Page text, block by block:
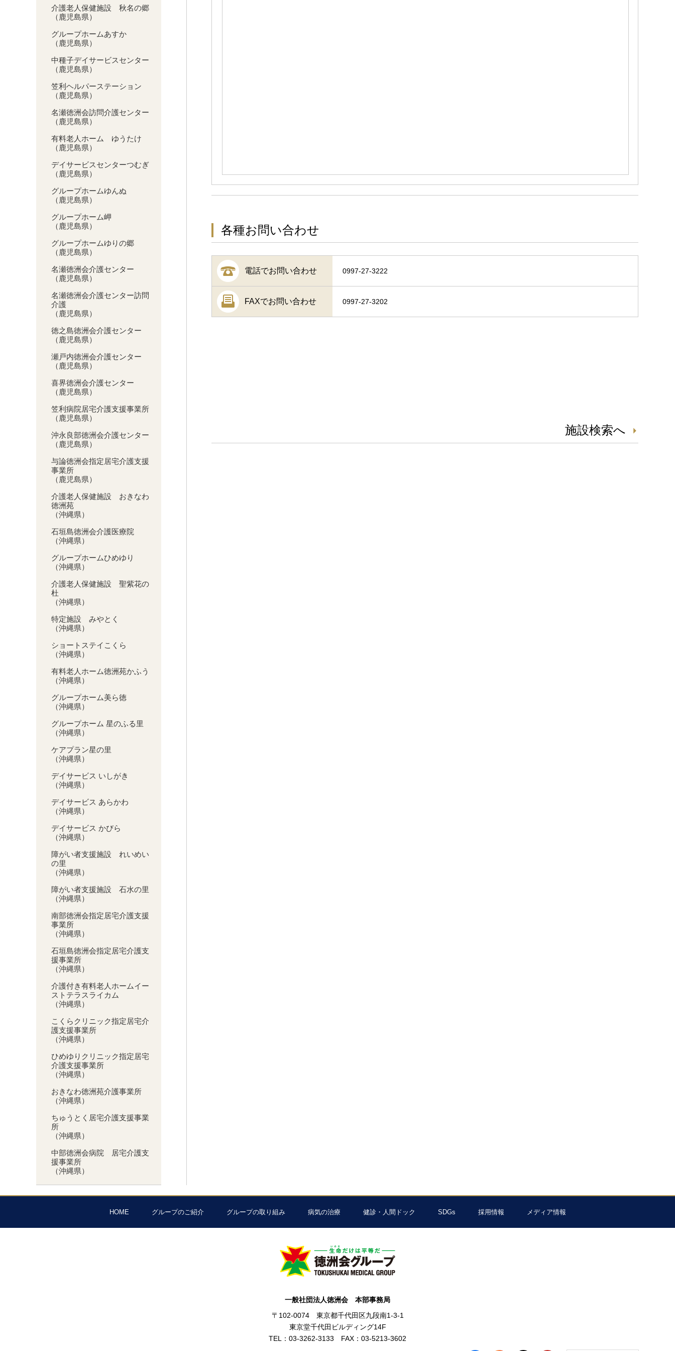
介護老人保健施設 秋名の郷
（鹿児島県）
グループホームあすか
（鹿児島県）
中種子デイサービスセンター
（鹿児島県）
笠利ヘルパーステーション
（鹿児島県）
名瀬徳洲会訪問介護センター
（鹿児島県）
有料老人ホーム ゆうたけ
（鹿児島県）
デイサービスセンターつむぎ
（鹿児島県）
グループホームゆんぬ
（鹿児島県）
グループホーム岬
（鹿児島県）
グループホームゆりの郷
（鹿児島県）
名瀬徳洲会介護センター
（鹿児島県）
名瀬徳洲会介護センター訪問
介護
（鹿児島県）
徳之島徳洲会介護センター
（鹿児島県）
瀬戸内徳洲会介護センター
（鹿児島県）
喜界徳洲会介護センター
（鹿児島県）
笠利病院居宅介護支援事業所
（鹿児島県）
沖永良部徳洲会介護センター
（鹿児島県）
与論徳洲会指定居宅介護支援
事業所
（鹿児島県）
介護老人保健施設 おきなわ
徳洲苑
（沖縄県）
石垣島徳洲会介護医療院
（沖縄県）
グループホームひめゆり
（沖縄県）
介護老人保健施設 聖紫花の
杜
（沖縄県）
特定施設 みやとく
（沖縄県）
ショートステイこくら
（沖縄県）
有料老人ホーム徳洲苑かふう
（沖縄県）
グループホーム美ら徳
（沖縄県）
グループホーム 星のふる里
（沖縄県）
ケアプラン星の里
（沖縄県）
デイサービス いしがき
（沖縄県）
デイサービス あらかわ
（沖縄県）
デイサービス かびら
（沖縄県）
障がい者支援施設 れいめい
の里
（沖縄県）
障がい者支援施設 石水の里
（沖縄県）
南部徳洲会指定居宅介護支援
事業所
（沖縄県）
石垣島徳洲会指定居宅介護支
援事業所
（沖縄県）
介護付き有料老人ホームイー
ストテラスライカム
（沖縄県）
こくらクリニック指定居宅介
護支援事業所
（沖縄県）
ひめゆりクリニック指定居宅
介護支援事業所
（沖縄県）
おきなわ徳洲苑介護事業所
（沖縄県）
ちゅうとく居宅介護支援事業
所
（沖縄県）
中部徳洲会病院 居宅介護支
援事業所
（沖縄県）
各種お問い合わせ
電話でお問い合わせ 0997-27-3222
FAXでお問い合わせ 0997-27-3202
施設検索へ
HOME グループのご紹介 グループの取り組み 病気の治療 健診・人間ドック SDGs 採用情報 メディア情報
一般社団法人徳洲会 本部事務局
〒102-0074 東京都千代田区九段南1-3-1
東京堂千代田ビルディング14F
TEL：03-3262-3133 FAX：03-5213-3602